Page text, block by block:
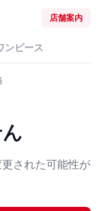
店舗案内
ンピース
された可能性が